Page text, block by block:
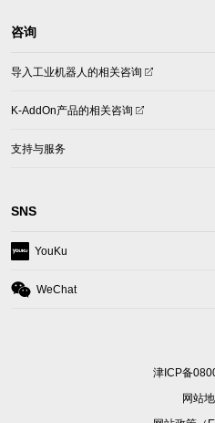
咨询
导入工业机器人的相关咨询
(opens
a
tab)
K-AddOn产品的相关咨询
(opens
a
支持与服务
SNS
YouKu
(opens
a
WeChat
(opens
津ICP备
网站